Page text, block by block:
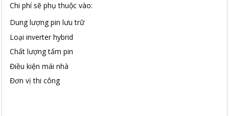
Chi phí sẽ phụ thuộc vào:
Dung lượng pin lưu trữ
Loại inverter hybrid
Chất lượng tấm pin
Điều kiện mái nhà
Đơn vị thi công